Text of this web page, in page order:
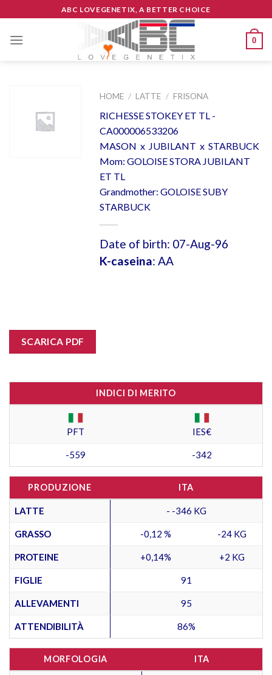
to
content
ABC LOVEGENETIX, A BETTER CHOICE
0
HOME / LATTE / FRISONA
RICHESSE STOKEY ET TL -
CA000006533206
MASON x JUBILANT x STARBUCK
Mom: GOLOISE STORA JUBILANT
ET TL
Grandmother: GOLOISE SUBY
STARBUCK
Date of birth: 07-Aug-96
K-caseina: AA
SCARICA PDF
INDICI DI MERITO
PFT IES€
-559 -342
PRODUZIONE ITA
LATTE - -346 KG
GRASSO -0,12 % -24 KG
PROTEINE +0,14% +2 KG
FIGLIE 91
ALLEVAMENTI 95
ATTENDIBILITÀ 86%
MORFOLOGIA ITA